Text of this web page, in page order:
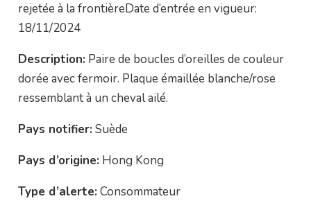
rejetée à la frontièreDate d’entrée en vigueur:
18/11/2024
Description: Paire de boucles d’oreilles de couleur
dorée avec fermoir. Plaque émaillée blanche/rose
ressemblant à un cheval ailé.
Pays notifier: Suède
Pays d’origine: Hong Kong
Type d’alerte: Consommateur